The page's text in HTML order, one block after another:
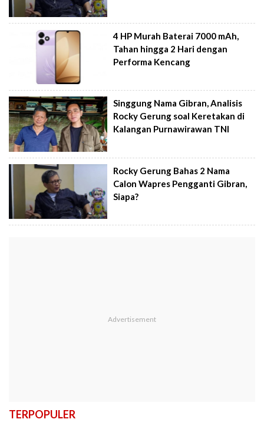
4 HP Murah Baterai 7000 mAh,
Tahan hingga 2 Hari dengan
Performa Kencang
Singgung Nama Gibran, Analisis
Rocky Gerung soal Keretakan di
Kalangan Purnawirawan TNI
Rocky Gerung Bahas 2 Nama
Calon Wapres Pengganti Gibran,
Siapa?
TERPOPULER